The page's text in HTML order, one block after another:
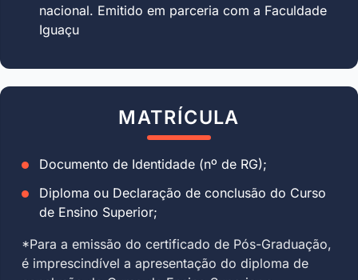
nacional. Emitido em parceria com a Faculdade
Iguaçu
MATRÍCULA
Documento de Identidade (nº de RG);
Diploma ou Declaração de conclusão do Curso
de Ensino Superior;
*Para a emissão do certificado de Pós-Graduação,
é imprescindível a apresentação do diploma de